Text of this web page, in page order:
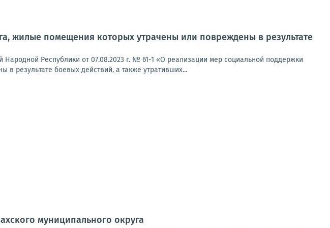
жилые помещения которых утрачены или повреждены в результате
Республики от 07.08.2023 г. № 61-1 «О реализации мер социальной поддержки
результате боевых действий, а также утративших...
муниципального округа